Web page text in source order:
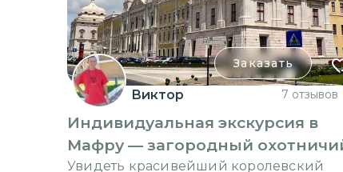
Заказать
Виктор 7 отзывов
Индивидуальная экскурсия в
Мафру — загородный
дворец
Увидеть красивейший королевский